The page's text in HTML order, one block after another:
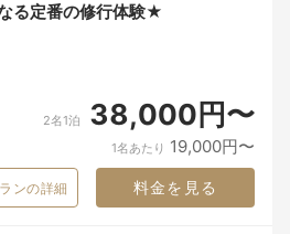
る定番の修行体験★
2名1泊 38,000円〜
1名あたり 19,000円〜
ンの詳細 料金を見る